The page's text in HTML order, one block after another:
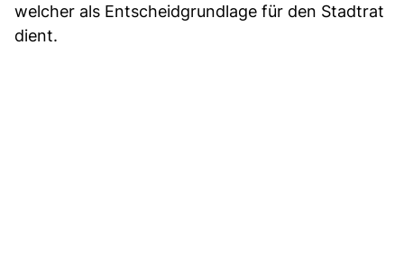
welcher als Entscheidgrundlage für den Stadtrat
dient.